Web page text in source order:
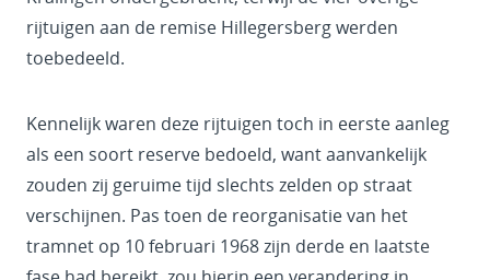
rijtuigen aan de remise Hillegersberg werden
toebedeeld.
Kennelijk waren deze rijtuigen toch in eerste aanleg
als een soort reserve bedoeld, want aanvankelijk
zouden zij geruime tijd slechts zelden op straat
verschijnen. Pas toen de reorganisatie van het
tramnet op 10 februari 1968 zijn derde en laatste